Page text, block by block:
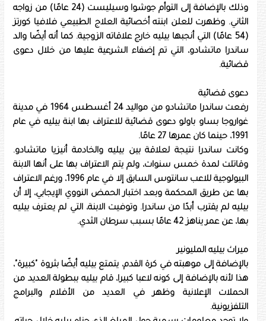
وذلك بالإضافة إلى التوأم جوشوا وسيليست (24 عامًا) من زواجه
الثاني. وظهرت للعلن ابنته أخصائية العلاج الطبيعي فلافيا كورتز
(54 عامًا) التي أنجبها بيليه خارج علاقاته الزوجية. كما أنه أيضًا والد
ساندرا ماتشادو، التي تم إضفاء الشرعية عليها من خلال دعوى
قضائية.
دعوى قضائية
رفعت ساندرا ماتشادو من مواليد 24 أغسطس 1964 في مدينة
غواروجا بساو باولو دعوى قضائية للاعتراف بها ابنة بيليه في عام
1991، حينما كان عمرها 27 عامًا.
وكانت ساندرا نتيجة لعلاقة بين بيليه والخادمة أنيزيا ماتشادو.
وقاتلت لمدة خمس سنوات، ولم يتم الاعتراف بها على أنها الابنة
البيولوجية للاعب سانتوس السابق إلا في عام 1996، ورغم الاعتراف
بها عن طريق المحكمة وبعد اختبار الحمض النووي الإيجابي، إلا أن
بيليه لم يقترب أبدًا من ساندرا. وتوفيت الابنة، التي لم يعترف بيليه
بها، عن عمر يناهز 42 عامًا بسبب سرطان الثدي.
ميراث بيليه المليونير
بالإضافة إلى موهبته في كرة القدم، يتمتع بيليه أيضًا بثروة "كبيرة"،
هذا لأنه بالإضافة إلى كونه لاعبا كبيرا، قام بيليه ببطولة العديد من
الحملات الإعلانية وظهر في العديد من الأفلام والبرامج
التلفزيونية.